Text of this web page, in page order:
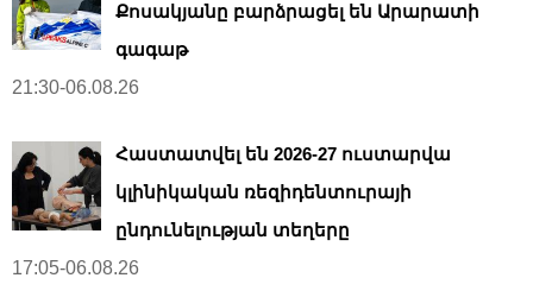
Քոսակյանը բարձրացել են Արարատի
գագաթ
21:30-06.08.26
Հաստատվել են 2026-27 ուստարվա
կլինիկական ռեզիդենտուրայի
ընդունելության տեղերը
17:05-06.08.26